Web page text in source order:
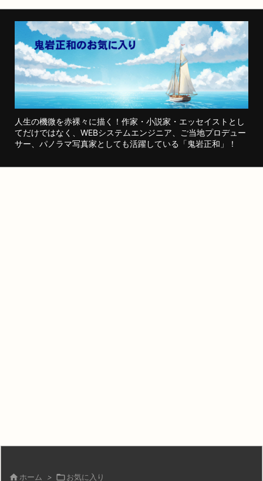
人生の機微を赤裸々に描く！作家・小説家・エッセイストとし
てだけではなく、WEBシステムエンジニア、ご当地プロデュー
サー、パノラマ写真家としても活躍している「鬼岩正和」！
 ホーム > お気に入り